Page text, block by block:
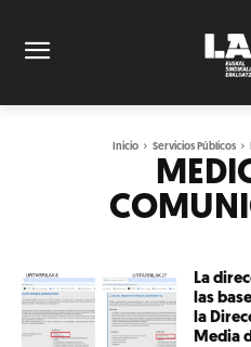
Inicio Servicios Públicos
La
las
la
Media